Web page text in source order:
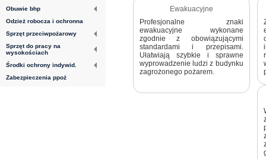
Obuwie bhp
Odzież robocza i ochronna
Sprzęt przeciwpożarowy
Sprzęt do pracy na
wysokościach
Środki ochrony indywid.
Zabezpieczenia ppoż
Ewakuacyjne
Profesjonalne znaki
ewakuacyjne wykonane
zgodnie z obowiązującymi
standardami i przepisami.
Ułatwiają szybkie i sprawne
wyprowadzenie ludzi z budynku
zagrożonego pożarem.